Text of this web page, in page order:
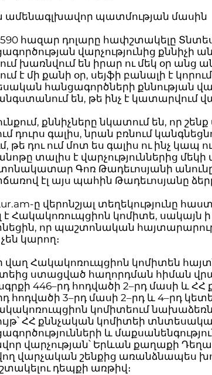
ամենագլխավոր պատմության մասին
590 հազար դոլարը հափշտակելը
վարչությունից քննիչի
խառնվում են իրար ու մեկ օր անց
է մի քանի օր, սեյֆի բանալի է
հանցագործների քննության
են, թե ինչ է կատարվում
քննիչները նկատում են, որ
դուրս գալիս, նրան բռնում
թե դու ում մոտ ես գալիս ու ինչ կապ
տալիս է վարչություններից
Գոռ Թադեւոսյանի
էլ այս պահին Թադեւոսյանը
ը վերոնշյալ տեղեկությունը
է Հակակոռուպցիոն կոմիտե,
որ պաշտոնական
կարող։
վաղ Հակակոռուպցիոն կոմիտեն
ստացված հաղորդման հիման
446–րդ հոդվածի 2–րդ մասի և
հոդվածի 3–րդ մասի 2–րդ և 4–րդ
կոմիտեում
ՀՀ քննչական կոմիտեի
և
վարչության՝ Երևան քաղաքի
վարչական շենքից առանձնապես
դեպքի առթիվ։